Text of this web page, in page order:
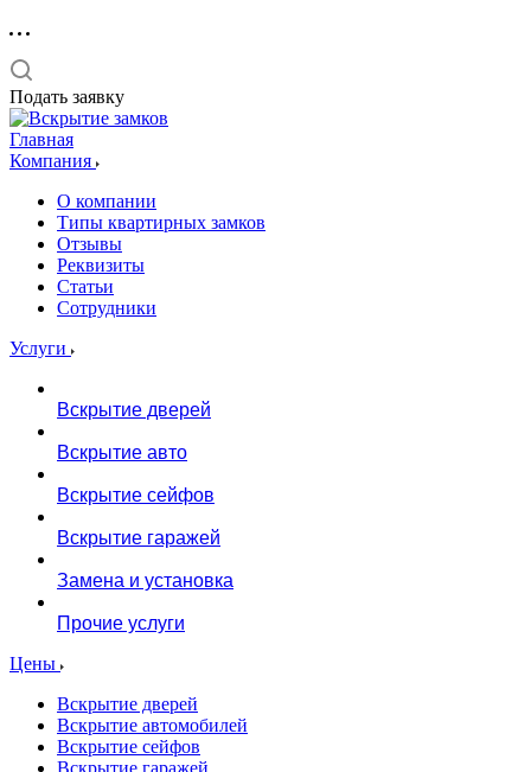
Подать заявку
Главная
Компания
О компании
Типы квартирных замков
Отзывы
Реквизиты
Статьи
Сотрудники
Услуги
Вскрытие дверей
Вскрытие авто
Вскрытие сейфов
Вскрытие гаражей
Замена и установка
Прочие услуги
Цены
Вскрытие дверей
Вскрытие автомобилей
Вскрытие сейфов
Вскрытие гаражей